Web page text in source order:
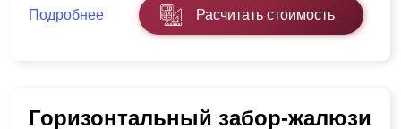
Подробнее Расчитать стоимость
Горизонтальный забор-жалюзи